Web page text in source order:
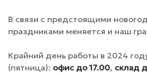
В связи с предстоящими
праздниками меняется и наш
Крайний день работы в 2024
(пятница): офис до 17.00, склад